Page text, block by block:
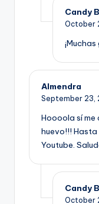
Candy
October
Almendra
September 23,
Hoooola sí me
huevo!!!
Youtube.
Candy
October